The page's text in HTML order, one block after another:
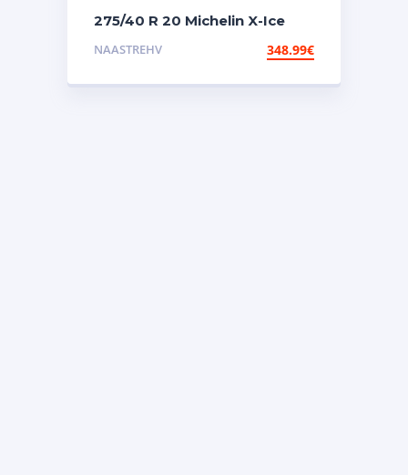
275/40 R 20 Michelin X-Ice
NAASTREHV 348.99€